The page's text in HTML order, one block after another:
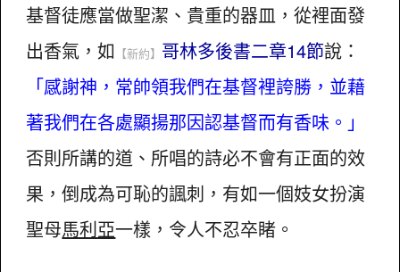
基督徒應當做聖潔、貴重的器皿，從裡面發
出香氣，如 【新約】 哥林多後書二章14節說：
「感謝神，常帥領我們在基督裡誇勝，並藉
著我們在各處顯揚那因認基督而有香味。」
否則所講的道、所唱的詩必不會有正面的效
果，倒成為可恥的諷刺，有如一個妓女扮演
聖母馬利亞一樣，令人不忍卒睹。